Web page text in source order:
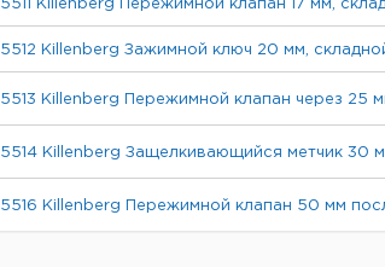
5511 Killenberg Пережимной клапан 17 мм,
5512 Killenberg Зажимной ключ 20 мм,
5513 Killenberg Пережимной клапан через 25
5514 Killenberg Защелкивающийся метчик 30
5516 Killenberg Пережимной клапан 50 мм